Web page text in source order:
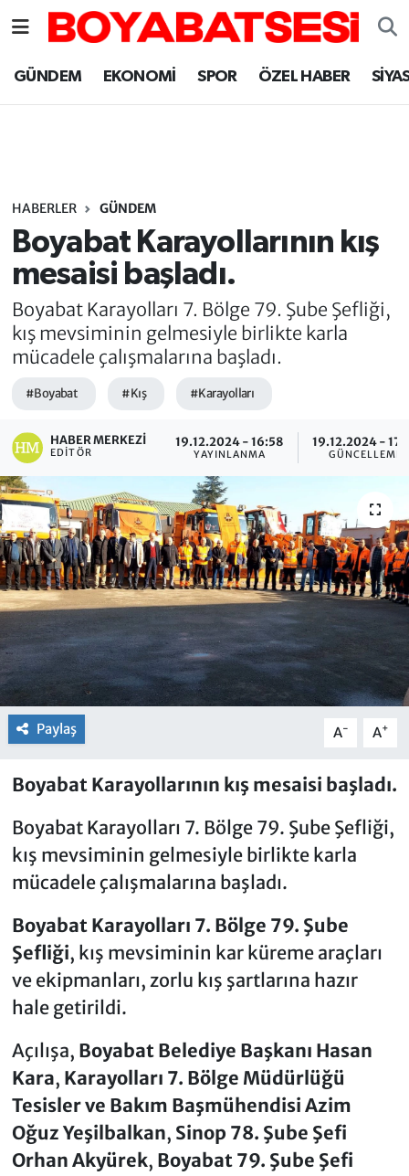
GÜNDEM EKONOMİ SPOR ÖZEL HABER
HABERLER GÜNDEM
Boyabat Karayollarının kış
mesaisi başladı.
Boyabat Karayolları 7. Bölge 79. Şube Şefliği,
kış mevsiminin gelmesiyle birlikte karla
mücadele çalışmalarına başladı.
#Boyabat #Kış #Karayolları
HABER MERKEZI
EDITÖR
19.12.2024 - 16:58
YAYINLANMA
19.12.2024 -
GÜNCELLEME
Paylaş A- A+
Boyabat Karayollarının kış mesaisi başladı.
Boyabat Karayolları 7. Bölge 79. Şube Şefliği,
kış mevsiminin gelmesiyle birlikte karla
mücadele çalışmalarına başladı.
Boyabat Karayolları 7. Bölge 79. Şube
Şefliği, kış mevsiminin kar küreme araçları
ve ekipmanları, zorlu kış şartlarına hazır
hale getirildi.
Açılışa, Boyabat Belediye Başkanı Hasan
Kara, Karayolları 7. Bölge Müdürlüğü
Tesisler ve Bakım Başmühendisi Azim
Oğuz Yeşilbalkan, Sinop 78. Şube Şefi
Orhan Akyürek, Boyabat 79. Şube Şefi
Sinop Nöbetçi Eczaneler
Sinop Trafik Yoğunluk Haritası
Süper Lig Puan Durumu ve Fikstür
Tüm Manşetler
Son Dakika Haberleri
Haber Arşivi